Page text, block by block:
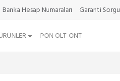
Banka Hesap Numaraları Garanti Sorgu
PON OLT-ONT